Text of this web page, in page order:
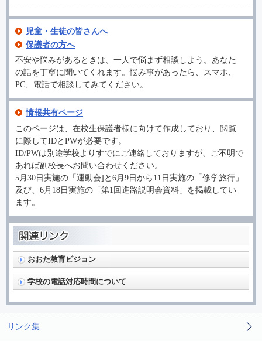
児童・生徒の皆さんへ
保護者の方へ
不安や悩みがあるときは、一人で悩まず相談しよう。あなた
の話を丁寧に聞いてくれます。悩み事があったら、スマホ、
PC、電話で相談してみてください。
情報共有ページ
このページは、在校生保護者様に向けて作成しており、閲覧
に際してIDとPWが必要です。
ID/PWは別途学校よりすでにご連絡しておりますが、ご不明で
あれば副校長へお問い合わせください。
5月30日実施の「運動会]と6月9日から11日実施の「修学旅行」
及び、6月18日実施の「第1回進路説明会資料」を掲載してい
ます。
おおた教育ビジョン
学校の電話対応時間について
リンク集